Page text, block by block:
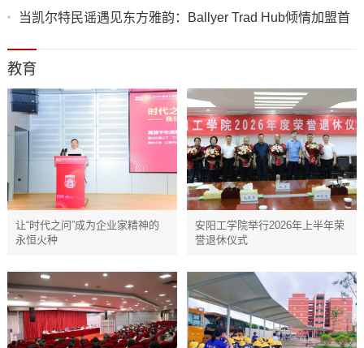
当凯尔特民谣遇见东方雅韵：Ballyer Trad Hub倾情加盟首
教育
让“时代之问”成为企业家精神的
永恒火种
安阳工学院举行2026年上半年荣
誉退休仪式